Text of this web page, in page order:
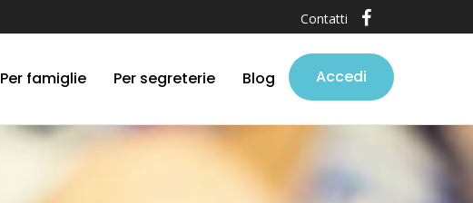
Contatti
Per famiglie Per segreterie Blog Accedi